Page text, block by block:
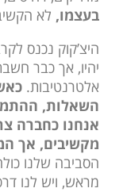
בעצמו, לא
היצ’קוק נכנס
יהיו, אך כבר
אלטרנטיבות.
השאלות,
אנחנו כחברה
מקשיבים, אך
הסביבה שלנו
מראש, ויש לנו